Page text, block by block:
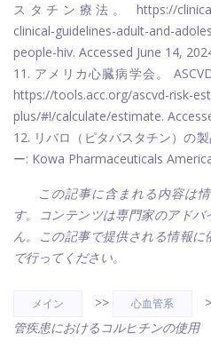
スタチン療法。 https://
clinical-guidelines-adult-and-
people-hiv. Accessed June 14, 2024
11. アメリカ心臓病学会。
https://tools.acc.org/ascvd-risk-
plus/#!/calculate/estimate.
12. リバロ（ピタバスタチン）の
ー: Kowa Pharmaceuticals
この記事に含まれる内容は
す。コンテンツは専門家のアド
ん。この記事で提供される情報
で行ってください。
メイン >> 心血管系
管疾患におけるコルヒチンの使用